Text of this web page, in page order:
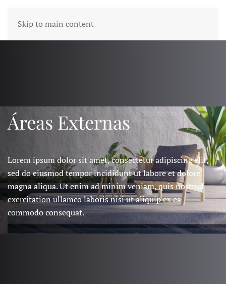
Skip to main content
Áreas Externas
Lorem ipsum dolor sit amet, consectetur adipiscing elit,
sed do eiusmod tempor incididunt ut labore et dolore
magna aliqua. Ut enim ad minim veniam, quis nostrud
exercitation ullamco laboris nisi ut aliquip ex ea
commodo consequat.